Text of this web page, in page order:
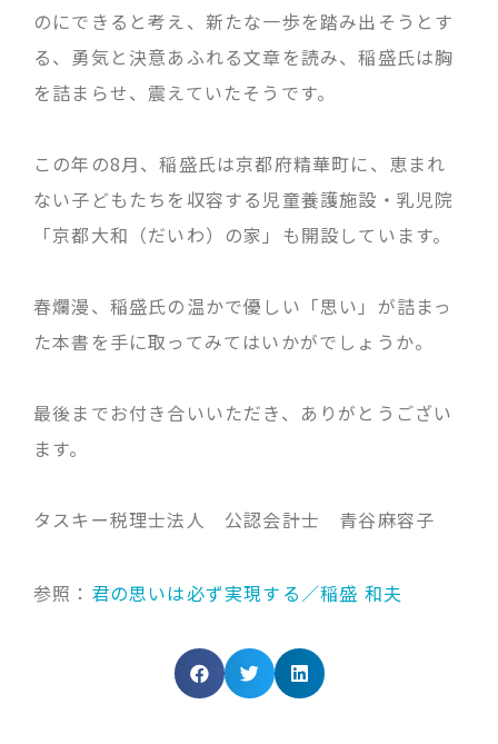
のにできると考え、新たな一歩を踏み出そうとす
る、勇気と決意あふれる文章を読み、稲盛氏は胸
を詰まらせ、震えていたそうです。
この年の8月、稲盛氏は京都府精華町に、恵まれ
ない子どもたちを収容する児童養護施設・乳児院
「京都大和（だいわ）の家」も開設しています。
春爛漫、稲盛氏の温かで優しい「思い」が詰まっ
た本書を手に取ってみてはいかがでしょうか。
最後までお付き合いいただき、ありがとうござい
ます。
タスキー税理士法人 公認会計士 青谷麻容子
参照： 君の思いは必ず実現する／稲盛 和夫